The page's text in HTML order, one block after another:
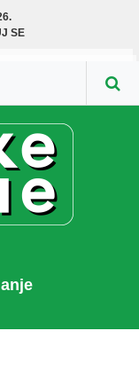
SE